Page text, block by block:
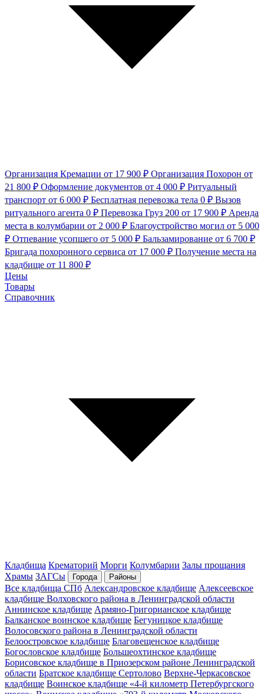
Организация Кремации от 17 900 ₽ Организация Похорон от
21 800 ₽ Оформление документов от 4 000 ₽ Ритуальный
транспорт от 6 000 ₽ Бесплатная перевозка тела 0 ₽ Вызов
ритуального агента 0 ₽ Перевозка Груз 200 от 17 900 ₽ Аренда
места в колумбарии от 2 000 ₽ Благоустройство могил от 5 000
₽ Отпевание усопшего от 5 000 ₽ Бальзамирование от 6 700 ₽
Бригада похоронного сервиса от 17 000 ₽ Получение места на
кладбище от 11 800 ₽
Цены
Товары
Справочник
Кладбища Крематорий Морги Колумбарии Залы прощания
Храмы ЗАГСы Города Районы
Все кладбища СПб Александровское кладбище Алексеевское
кладбище Волховского района в Ленинградской области
Аннинское кладбище Армяно-Григорианское кладбище
Балканское воинское кладбище Бегуницкое кладбище
Волосовского района в Ленинградской области
Белоостровское кладбище Благовещенское кладбище
Богословское кладбище Большеохтинское кладбище
Борисовское кладбище в Приозерском районе Ленинградской
области Братское кладбище Сертолово Верхне-Черкасовское
кладбище Воинское кладбище «4-й километр Петербургского